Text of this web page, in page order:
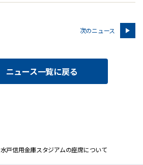
次のニュース
ニュース一覧に戻る
水戸信用金庫スタジアムの座席について